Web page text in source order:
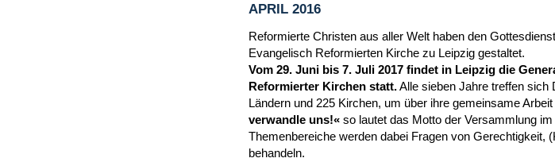
APRIL 2016
Reformierte Christen aus aller Welt haben den
Evangelisch Reformierten Kirche zu Leipzig gestaltet.
Vom 29. Juni bis 7. Juli 2017 findet in Leipzig die
Reformierter Kirchen statt.Alle sieben Jahre treffen sich
Ländern und 225 Kirchen, um über ihre gemeinsame
verwandle uns!« so lautet das Motto der Versammlung
Themenbereiche werden dabei Fragen von Gerechtigkeit,
behandeln.